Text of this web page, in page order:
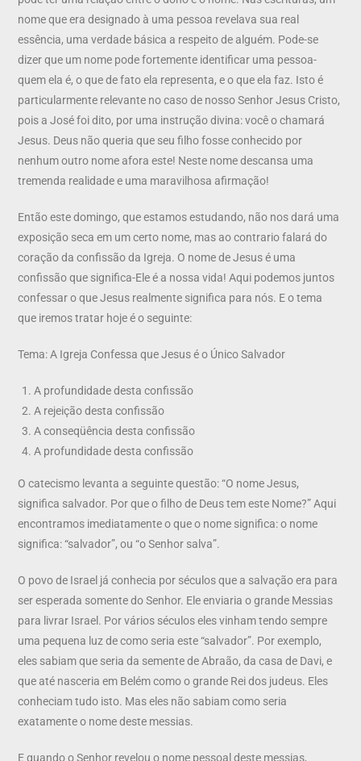
nome que era designado à uma pessoa revelava sua real
essência, uma verdade básica a respeito de alguém. Pode-se
dizer que um nome pode fortemente identificar uma pessoa-
quem ela é, o que de fato ela representa, e o que ela faz. Isto é
particularmente relevante no caso de nosso Senhor Jesus Cristo,
pois a José foi dito, por uma instrução divina: você o chamará
Jesus. Deus não queria que seu filho fosse conhecido por
nenhum outro nome afora este! Neste nome descansa uma
tremenda realidade e uma maravilhosa afirmação!
Então este domingo, que estamos estudando, não nos dará uma
exposição seca em um certo nome, mas ao contrario falará do
coração da confissão da Igreja. O nome de Jesus é uma
confissão que significa-Ele é a nossa vida! Aqui podemos juntos
confessar o que Jesus realmente significa para nós. E o tema
que iremos tratar hoje é o seguinte:
Tema: A Igreja Confessa que Jesus é o Único Salvador
A profundidade desta confissão
A rejeição desta confissão
A conseqüência desta confissão
A profundidade desta confissão
O catecismo levanta a seguinte questão: “O nome Jesus,
significa salvador. Por que o filho de Deus tem este Nome?” Aqui
encontramos imediatamente o que o nome significa: o nome
significa: “salvador”, ou “o Senhor salva”.
O povo de Israel já conhecia por séculos que a salvação era para
ser esperada somente do Senhor. Ele enviaria o grande Messias
para livrar Israel. Por vários séculos eles vinham tendo sempre
uma pequena luz de como seria este “salvador”. Por exemplo,
eles sabiam que seria da semente de Abraão, da casa de Davi, e
que até nasceria em Belém como o grande Rei dos judeus. Eles
conheciam tudo isto. Mas eles não sabiam como seria
exatamente o nome deste messias.
E quando o Senhor revelou o nome pessoal deste messias,